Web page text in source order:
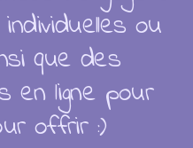
ou
que des
en ligne pour
offrir :)